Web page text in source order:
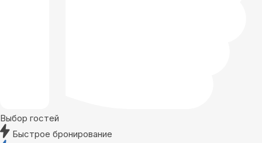
Выбор гостей
Быстрое бронирование